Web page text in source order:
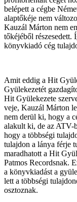
belépett a cégbe
alaptőkéje nem
Kauzál Márton nem
tőkéjéből részesedett.
könyvkiadó cég
Amit eddig a Hit
Gyülekezetét
Hit Gyülekezete
veje, Kauzál Márton
nem derül ki, hogy a
alakult ki, de az ATV-
hogy a többségi
tulajdon a lánya férje
maradhatott a Hit
Patmos Recordsnak.
a könyvkiadást a
lett a többségi
osztoznak.